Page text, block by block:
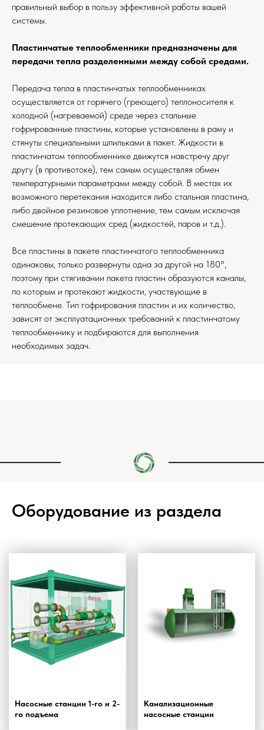
правильный выбор в пользу эффективной работы вашей
системы.
Пластинчатые теплообменники предназначены для
передачи тепла разделенными между собой средами.
Передача тепла в пластинчатых теплообменниках
осуществляется от горячего (греющего) теплоносителя к
холодной (нагреваемой) среде через стальные
гофрированные пластины, которые установлены в раму и
стянуты специальными шпильками в пакет. Жидкости в
пластинчатом теплообменнике движутся навстречу друг
другу (в противотоке), тем самым осуществляя обмен
температурными параметрами между собой. В местах их
возможного перетекания находится либо стальная пластина,
либо двойное резиновое уплотнение, тем самым исключая
смешение протекающих сред (жидкостей, паров и т.д.).
Все пластины в пакете пластинчатого теплообменника
одинаковы, только развернуты одна за другой на 180°,
поэтому при стягивании пакета пластин образуются каналы,
по которым и протекают жидкости, участвующие в
теплообмене. Тип гофрирования пластин и их количество,
зависят от эксплуатационных требований к пластинчатому
теплообменнику и подбираются для выполнения
необходимых задач.
Оборудование из раздела
Насосные станции 1-го и 2-
го подъема
Канализационные
насосные станции